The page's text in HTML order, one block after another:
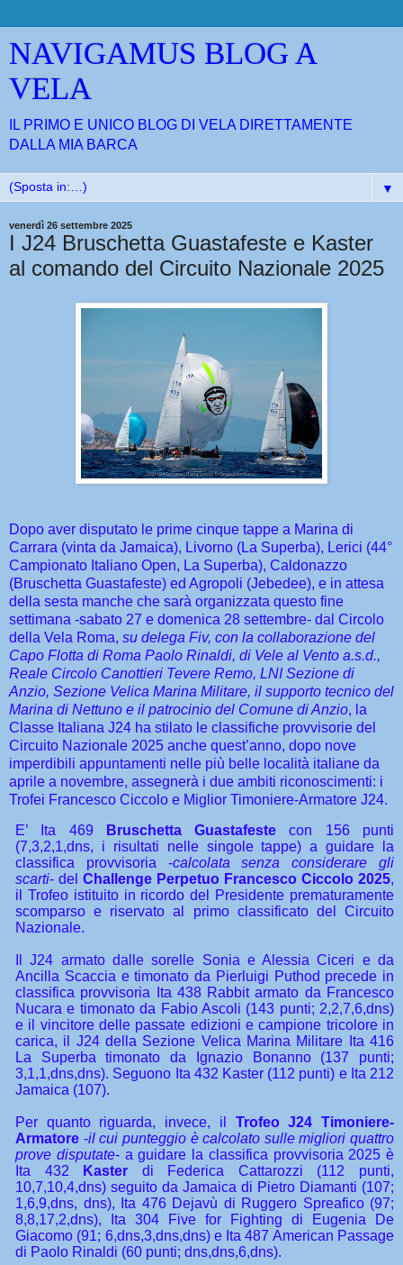
NAVIGAMUS BLOG A
VELA
IL PRIMO E UNICO BLOG DI VELA DIRETTAMENTE
DALLA MIA BARCA
▼
venerdì 26 settembre 2025
I J24 Bruschetta Guastafeste e Kaster
al comando del Circuito Nazionale 2025
Dopo aver disputato le prime cinque tappe a Marina di
Carrara (vinta da Jamaica), Livorno (La Superba), Lerici (44°
Campionato Italiano Open, La Superba), Caldonazzo
(Bruschetta Guastafeste) ed Agropoli (Jebedee), e in attesa
della sesta manche che sarà organizzata questo fine
settimana -sabato 27 e domenica 28 settembre- dal Circolo
della Vela Roma, su delega Fiv, con la collaborazione del
Capo Flotta di Roma Paolo Rinaldi, di Vele al Vento a.s.d.,
Reale Circolo Canottieri Tevere Remo, LNI Sezione di
Anzio, Sezione Velica Marina Militare, il supporto tecnico del
Marina di Nettuno e il patrocinio del Comune di Anzio, la
Classe Italiana J24 ha stilato le classifiche provvisorie del
Circuito Nazionale 2025 anche quest’anno, dopo nove
imperdibili appuntamenti nelle più belle località italiane da
aprile a novembre, assegnerà i due ambiti riconoscimenti: i
Trofei Francesco Ciccolo e Miglior Timoniere-Armatore J24.
E’ Ita 469 Bruschetta Guastafeste con 156 punti
(7,3,2,1,dns, i risultati nelle singole tappe) a guidare la
classifica provvisoria -calcolata senza considerare gli
scarti- delChallenge Perpetuo Francesco Ciccolo 2025,
il Trofeo istituito in ricordo del Presidente prematuramente
scomparso e riservato al primo classificato del Circuito
Nazionale.
Il J24 armato dalle sorelle Sonia e Alessia Ciceri e da
Ancilla Scaccia e timonato da Pierluigi Puthod precede in
classifica provvisoria Ita 438 Rabbit armato da Francesco
Nucara e timonato da Fabio Ascoli (143 punti; 2,2,7,6,dns)
e il vincitore delle passate edizioni e campione tricolore in
carica, il J24 della Sezione Velica Marina Militare Ita 416
La Superba timonato da Ignazio Bonanno (137 punti;
3,1,1,dns,dns). Seguono Ita 432 Kaster (112 punti) e Ita 212
Jamaica (107).
Per quanto riguarda, invece, il Trofeo J24 Timoniere-
Armatore -il cui punteggio è calcolato sulle migliori quattro
prove disputate- a guidare la classifica provvisoria 2025 è
Ita 432
Kaster di Federica Cattarozzi (112 punti,
10,7,10,4,dns) seguito da Jamaica di Pietro Diamanti (107;
1,6,9,dns, dns), Ita 476 Dejavù di Ruggero Spreafico (97;
8,8,17,2,dns), Ita 304 Five for Fighting di Eugenia De
Giacomo (91; 6,dns,3,dns,dns) e Ita 487 American Passage
di Paolo Rinaldi (60 punti; dns,dns,6,dns).